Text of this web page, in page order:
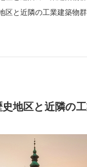
区と近隣の工業建築物
地区と近隣の